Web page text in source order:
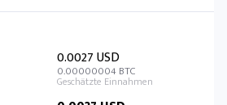
0.0027 USD
0.00000004 BTC